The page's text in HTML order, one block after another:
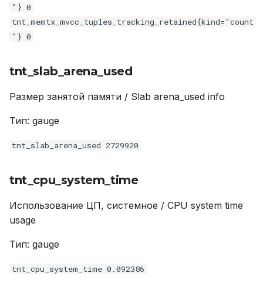
tnt_info_lsn
tnt_info_memory_lua
tnt_info_memory_index
lj_gc_strnum
tnt_vinyl_regulator_dump_bandwidth
"} 0
tnt_memtx_mvcc_tuples_tracking_retained{kind="count
"} 0
tnt_slab_arena_used
Размер занятой памяти / Slab arena_used info
Тип: gauge
tnt_slab_arena_used 2729920
tnt_cpu_system_time
Использование ЦП, системное / CPU system time
usage
Тип: gauge
tnt_cpu_system_time 0.092386